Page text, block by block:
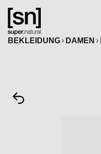
springen
BEKLEIDUNG DAMEN